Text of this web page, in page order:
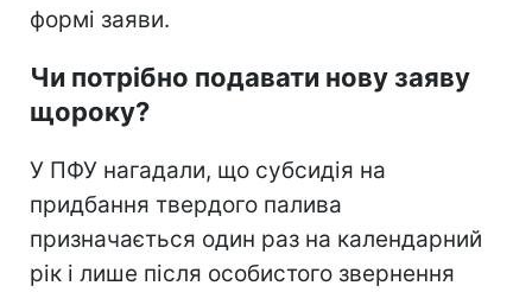
формі заяви.
Чи потрібно подавати нову заяву
щороку?
У ПФУ нагадали, що субсидія на
придбання твердого палива
призначається один раз на календарний
рік і лише після особистого звернення